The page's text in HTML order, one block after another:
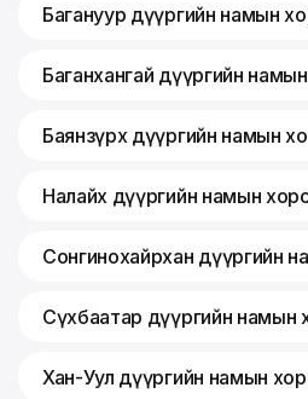
Багануур дүүргийн намын
Баганхангай дүүргийн
Баянзүрх дүүргийн намын
Налайх дүүргийн намын
Сонгинохайрхан дүүргийн
Сүхбаатар дүүргийн намын
Хан-Уул дүүргийн намын